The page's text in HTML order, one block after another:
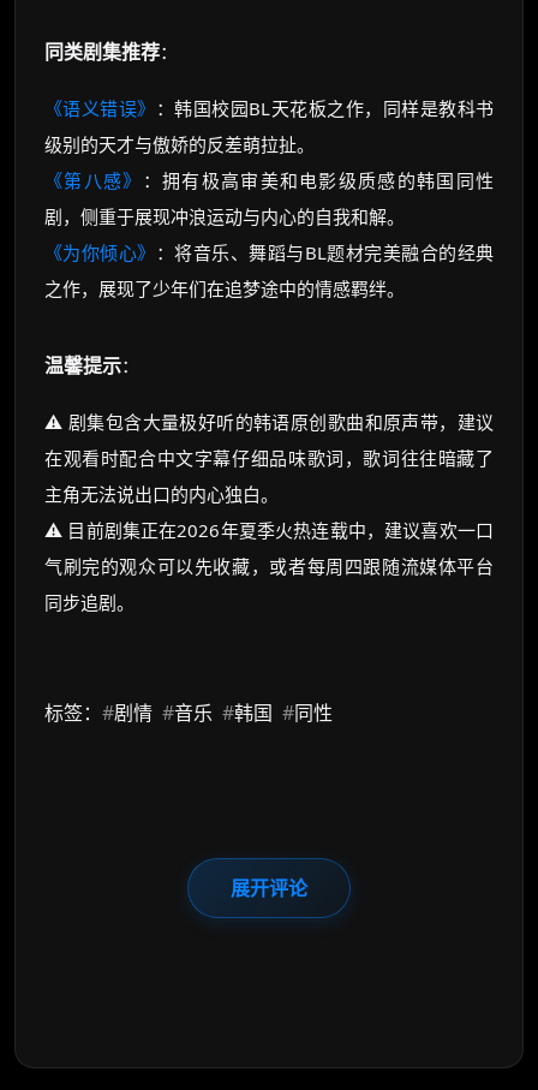
同类剧集推荐：
《语义错误》 ：韩国校园BL天花板之作，同样是教科书
级别的天才与傲娇的反差萌拉扯。
《第八感》 ：拥有极高审美和电影级质感的韩国同性
剧，侧重于展现冲浪运动与内心的自我和解。
《为你倾心》 ：将音乐、舞蹈与BL题材完美融合的经典
之作，展现了少年们在追梦途中的情感羁绊。
温馨提示：
⚠️ 剧集包含大量极好听的韩语原创歌曲和原声带，建议
在观看时配合中文字幕仔细品味歌词，歌词往往暗藏了
主角无法说出口的内心独白。
⚠️ 目前剧集正在2026年夏季火热连载中，建议喜欢一口
气刷完的观众可以先收藏，或者每周四跟随流媒体平台
同步追剧。
标签： #剧情 #音乐 #韩国 #同性
展开评论